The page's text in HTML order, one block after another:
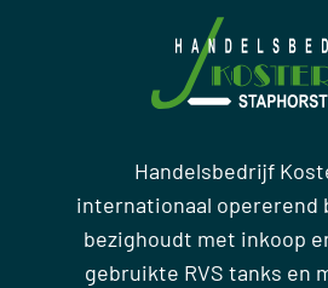
Handelsbedrijf
internationaal opererend
bezighoudt met inkoop
gebruikte RVS tanks en